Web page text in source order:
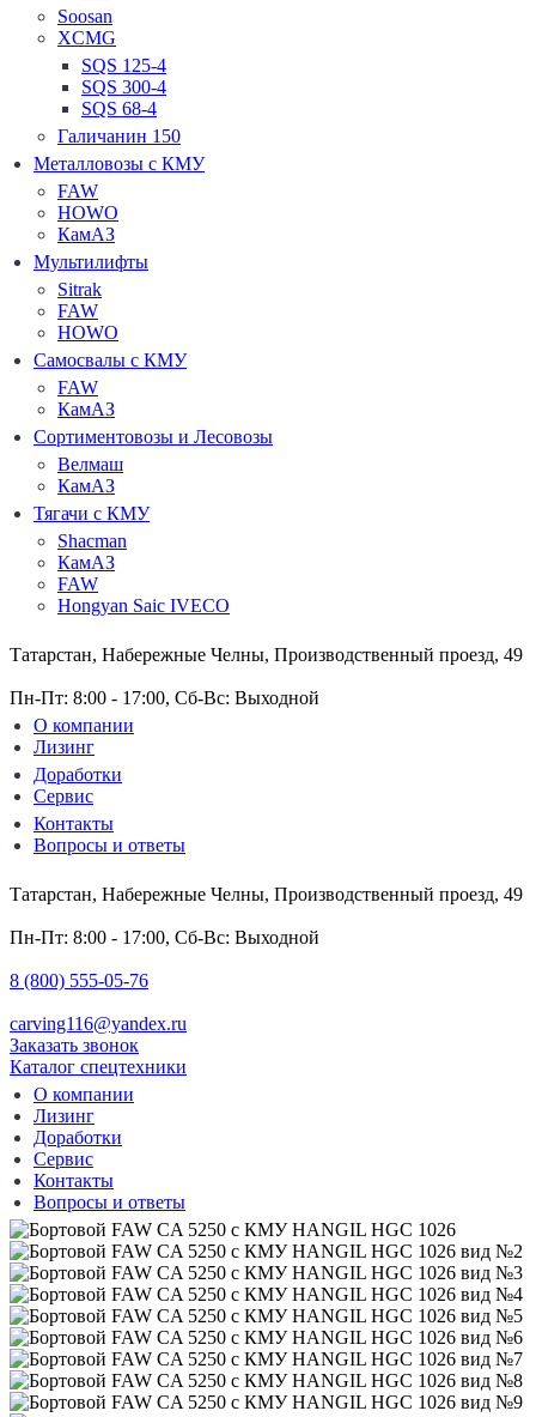
Soosan
XCMG
SQS 125-4
SQS 300-4
SQS 68-4
Галичанин 150
Металловозы с КМУ
FAW
HOWO
КамАЗ
Мультилифты
Sitrak
FAW
HOWO
Самосвалы с КМУ
FAW
КамАЗ
Сортиментовозы и Лесовозы
Велмаш
КамАЗ
Тягачи с КМУ
Shacman
КамАЗ
FAW
Hongyan Saic IVECO
Татарстан, Набережные Челны, Производственный проезд, 49
Пн-Пт: 8:00 - 17:00, Сб-Вс: Выходной
О компании
Лизинг
Доработки
Сервис
Контакты
Вопросы и ответы
Татарстан, Набережные Челны, Производственный проезд, 49
Пн-Пт: 8:00 - 17:00, Сб-Вс: Выходной
8 (800) 555-05-76
carving116@yandex.ru
Заказать звонок
Каталог спецтехники
О компании
Лизинг
Доработки
Сервис
Контакты
Вопросы и ответы